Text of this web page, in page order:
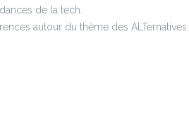
de la tech.
autour du thème des ALTernatives.